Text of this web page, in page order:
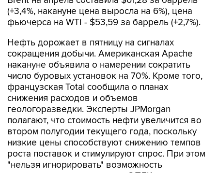
Нефть дорожает в пятницу на сигналах
накануне объявила о намерении сократить
число буровых установок на 70%. Кроме того,
французская Total сообщила о планах
снижения расходов и объемов
геологоразведки. Эксперты JPMorgan
полагают, что стоимость нефти увеличится во
втором полугодии текущего года, поскольку
низкие цены способствуют снижению темпов
роста поставок и стимулируют спрос. При этом
"нельзя игнорировать" возможность
поддержки рынка странами ОПЕК, отмечают
аналитики.